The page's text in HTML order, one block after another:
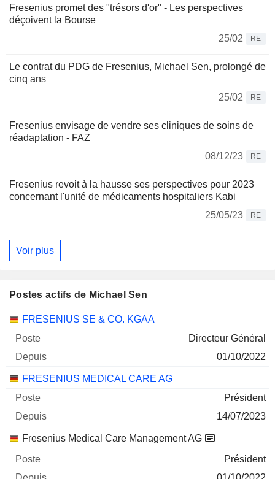
Fresenius promet des "trésors d'or" - Les perspectives
déçoivent la Bourse
25/02
RE
Le contrat du PDG de Fresenius, Michael Sen, prolongé de
cinq ans
25/02
RE
Fresenius envisage de vendre ses cliniques de soins de
réadaptation - FAZ
08/12/23
RE
Fresenius revoit à la hausse ses perspectives pour 2023
concernant l'unité de médicaments hospitaliers Kabi
25/05/23
RE
Voir plus
Postes actifs de Michael Sen
Sociétés Poste Début
FRESENIUS SE & CO. KGAA
Directeur Général
01/10/2022
FRESENIUS MEDICAL CARE AG
Président
14/07/2023
Fresenius Medical Care Management AG
Président